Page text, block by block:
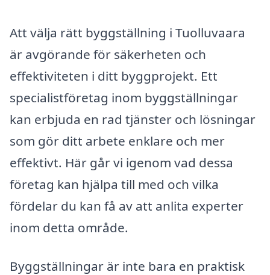
Att välja rätt byggställning i Tuolluvaara
är avgörande för säkerheten och
effektiviteten i ditt byggprojekt. Ett
specialistföretag inom byggställningar
kan erbjuda en rad tjänster och lösningar
som gör ditt arbete enklare och mer
effektivt. Här går vi igenom vad dessa
företag kan hjälpa till med och vilka
fördelar du kan få av att anlita experter
inom detta område.
Byggställningar är inte bara en praktisk